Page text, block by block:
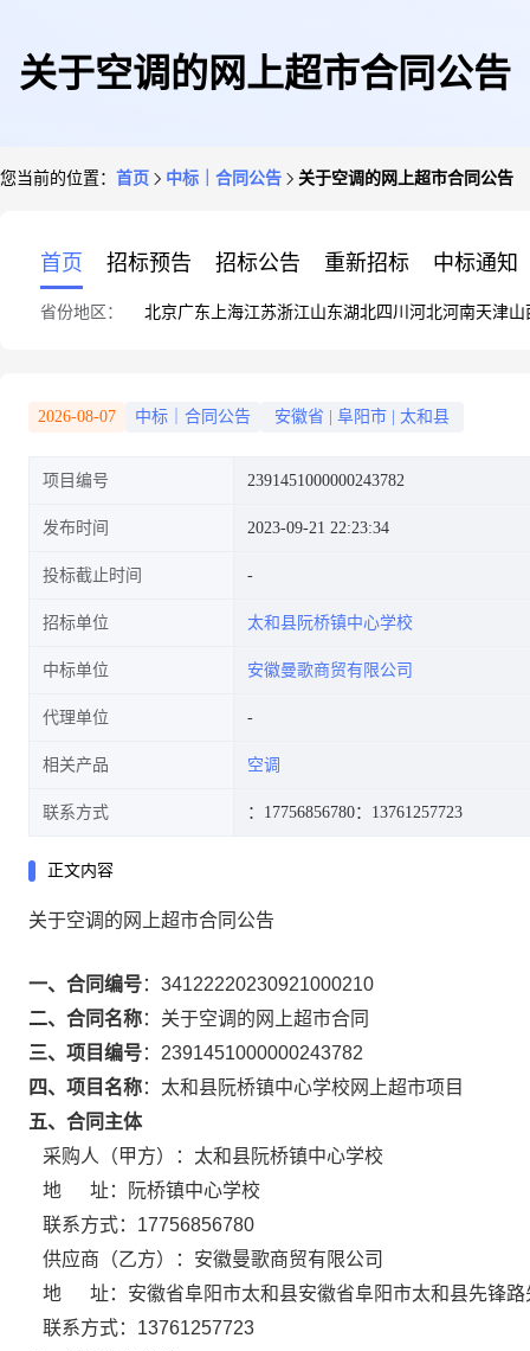
关于空调的网上超市合同公告
您当前的位置： 首页 中标｜合同公告 关于空调的网上超市合同公告
首页 招标预告 招标公告 重新招标 中标通知
省份地区： 北京广东 上海江苏浙江山东湖北四川 河北河南天津山
2026-08-07 中标｜合同公告 安徽省 阜阳市 太和县
项目编号 2391451000000243782
发布时间 2023-09-21 22:23:34
投标截止时间
招标单位 太和县阮桥镇中心学校
中标单位 安徽曼歌商贸有限公司
代理单位
相关产品 空调
联系方式 ：17756856780：13761257723
正文内容
关于空调的网上超市合同公告
一、合同编号： 34122220230921000210
二、合同名称： 关于空调的网上超市合同
三、项目编号： 2391451000000243782
四、项目名称： 太和县阮桥镇中心学校网上超市项目
五、合同主体
采购人（甲方）： 太和县阮桥镇中心学校
地 址：
阮桥镇中心学校
联系方式： 17756856780
供应商（乙方）： 安徽曼歌商贸有限公司
地 址： 安徽省阜阳市太和县安徽省阜阳市太和县先锋
联系方式： 13761257723